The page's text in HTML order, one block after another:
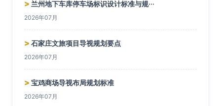
> 兰州地下车库停车场标识设计标准与规···
2026年07月
> 石家庄文旅项目导视规划要点
2026年07月
> 宝鸡商场导视布局规划标准
2026年07月